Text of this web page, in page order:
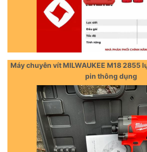
Máy chuyên vít MILWAUKEE M18 2855
pin thông dụng